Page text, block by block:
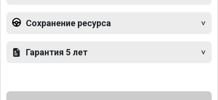
Сохранение ресурса
Гарантия 5 лет